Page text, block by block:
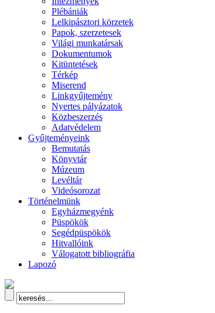
Plébániák
Lelkipásztori körzetek
Papok, szerzetesek
Világi munkatársak
Dokumentumok
Kitüntetések
Térkép
Miserend
Linkgyűjtemény
Nyertes pályázatok
Közbeszerzés
Adatvédelem
Gyűjteményeink
Bemutatás
Könyvtár
Múzeum
Levéltár
Videósorozat
Történelmünk
Egyházmegyénk
Püspökök
Segédpüspökök
Hitvallóink
Válogatott bibliográfia
Lapozó